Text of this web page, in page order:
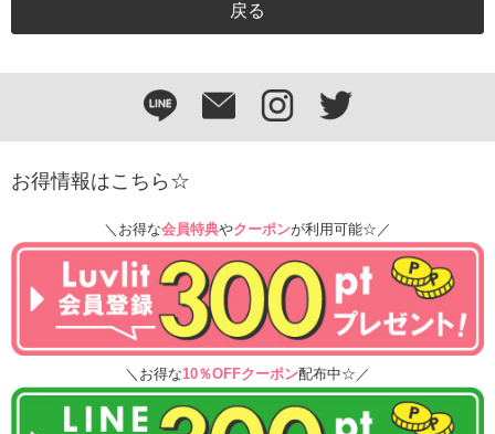
お得情報はこちら☆
＼お得な会員特典やクーポンが利用可能☆／
＼お得な10％OFFクーポン配布中☆／